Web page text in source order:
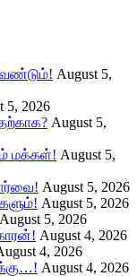
August 5,
5, 2026
August 5,
மக்கள்! August 5,
August 5, 2026
August 5, 2026
August 5, 2026
August 4, 2026
4, 2026
August 4, 2026